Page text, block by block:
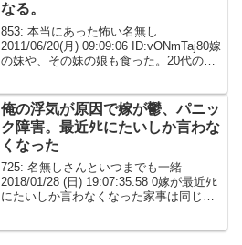
なる。
853: 本当にあった怖い名無し
2011/06/20(月) 09:09:06 ID:vONmTaj80嫁
の妹や、その妹の娘も食った。20代のこ
る。が、なかなかそんな機...
俺の浮気が原因で嫁が鬱、パニッ
ク障害。最近ﾀﾋにたいしか言わな
くなった
725: 名無しさんといつまでも一緒
2018/01/28 (日) 19:07:35.58 0嫁が最近ﾀﾋ
にたいしか言わなくなった家事は同じよ